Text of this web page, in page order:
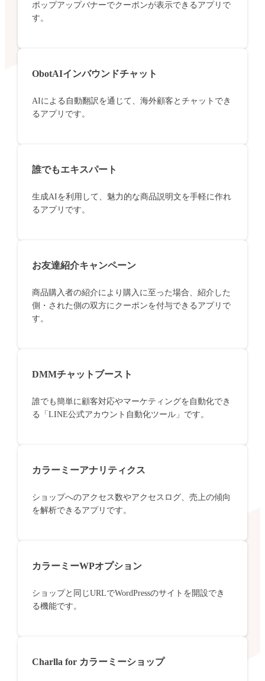
ポップアップバナーでクーポンが表示できるアプリで
す。
ObotAIインバウンドチャット
AIによる自動翻訳を通じて、海外顧客とチャットでき
るアプリです。
誰でもエキスパート
生成AIを利用して、魅力的な商品説明文を手軽に作れ
るアプリです。
お友達紹介キャンペーン
商品購入者の紹介により購入に至った場合、紹介した
側・された側の双方にクーポンを付与できるアプリで
す。
DMMチャットブースト
誰でも簡単に顧客対応やマーケティングを自動化でき
る「LINE公式アカウント自動化ツール」です。
カラーミーアナリティクス
ショップへのアクセス数やアクセスログ、売上の傾向
を解析できるアプリです。
カラーミーWPオプション
ショップと同じURLでWordPressのサイトを開設でき
る機能です。
Charlla for カラーミーショップ